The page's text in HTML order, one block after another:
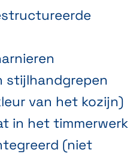
stijlhandgrepen
van het kozijn)
in het timmerwerk
(niet